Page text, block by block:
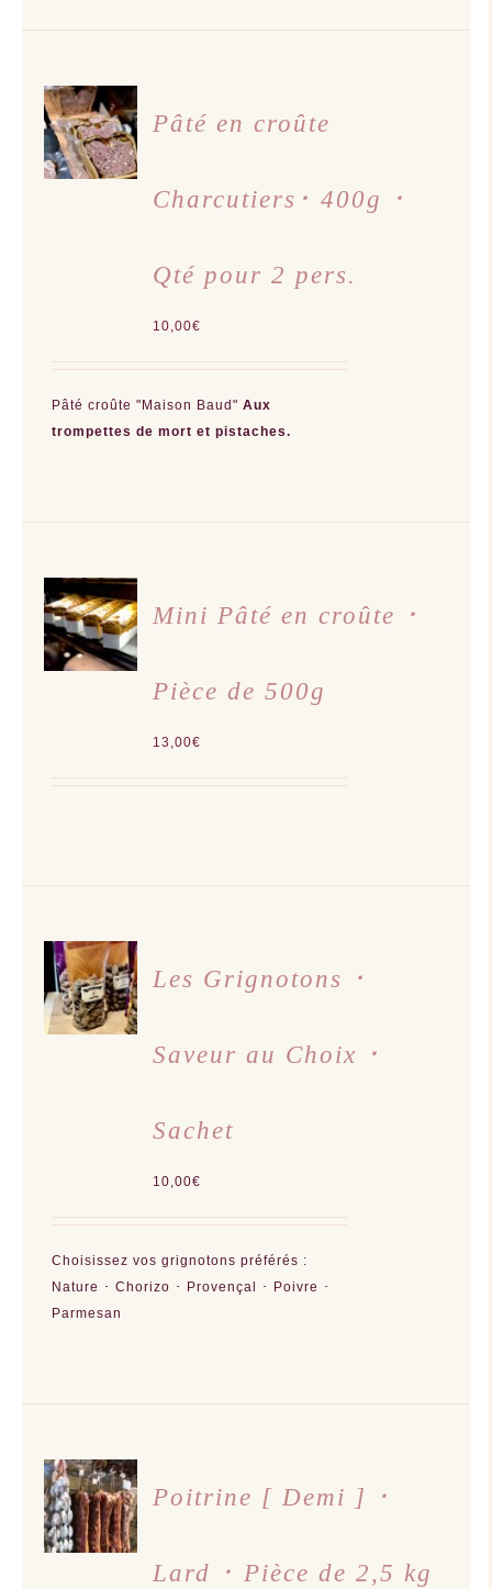
AJOUTER
AU
PANIER
/
DÉTAILS
Pâté en croûte
Charcutiers･ 400g ･
Qté pour 2 pers.
10,00€
Pâté croûte "Maison Baud"Aux
trompettes de mort et pistaches.
AJOUTER
AU
PANIER
/
DÉTAILS
Mini Pâté en croûte ･
Pièce de 500g
13,00€
CHOIX
DES
OPTIONS
CE
PRODUIT
A
PLUSIEURS
PRODUIT
/
DÉTAILS
Les Grignotons ･
Saveur au Choix ･
Sachet
10,00€
Choisissez vos grignotons préférés :
Nature ･ Chorizo ･ Provençal ･ Poivre ･
Parmesan
AJOUTER
AU
PANIER
/
DÉTAILS
Poitrine [ Demi ] ･
Lard ･ Pièce de 2,5 kg